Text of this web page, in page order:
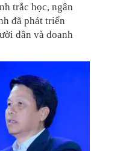
trắc học, ngân
đã phát triển
dân và doanh